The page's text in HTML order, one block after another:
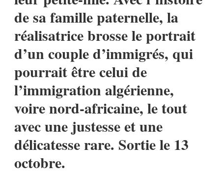
de sa famille paternelle, la
réalisatrice brosse le portrait
d’un couple d’immigrés, qui
pourrait être celui de
l’immigration algérienne,
voire nord-africaine, le tout
avec une justesse et une
délicatesse rare. Sortie le 13
octobre.